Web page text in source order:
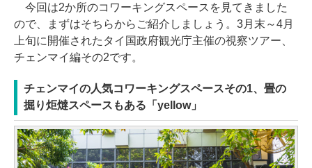
今回は2か所のコワーキングスペースを見てきました
ので、まずはそちらからご紹介しましょう。3月末～4月
上旬に開催されたタイ国政府観光庁主催の視察ツアー、
チェンマイ編その2です。
チェンマイの人気コワーキングスペースその1、畳の
掘り炬燵スペースもある「yellow」